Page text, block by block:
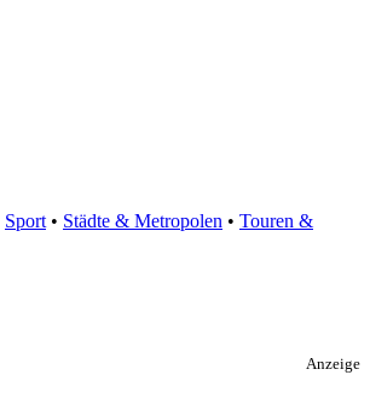
Sport • Städte & Metropolen • Touren &
Anzeige